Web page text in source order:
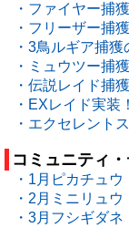
・ファイヤー捕
・フリーザー捕
・3鳥ルギア捕
・ミュウツー捕
・伝説レイド捕
・EXレイド実装！
・エクセレント
コミュニティ
・1月ピカチュウ
・2月ミニリュウ
・3月フシギダネ